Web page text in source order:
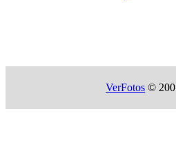
VerFotos ©